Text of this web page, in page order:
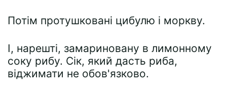
Потім протушковані цибулю і моркву.
І, нарешті, замариновану в лимонному
соку рибу. Сік, який дасть риба,
віджимати не обов'язково.